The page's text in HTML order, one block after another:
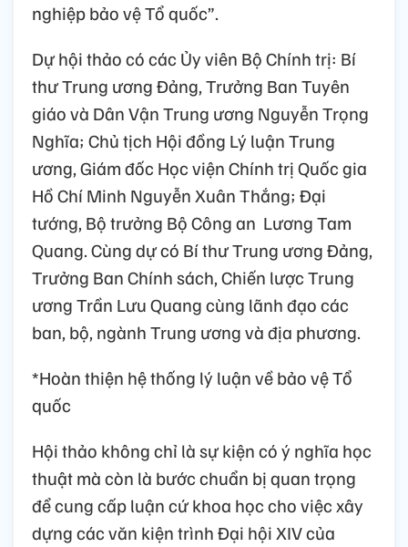
nghiệp bảo vệ Tổ quốc”.
Dự hội thảo có các Ủy viên Bộ Chính trị: Bí
thư Trung ương Đảng, Trưởng Ban Tuyên
giáo và Dân Vận Trung ương Nguyễn Trọng
Nghĩa; Chủ tịch Hội đồng Lý luận Trung
ương, Giám đốc Học viện Chính trị Quốc gia
Hồ Chí Minh Nguyễn Xuân Thắng; Đại
tướng, Bộ trưởng Bộ Công an Lương Tam
Quang. Cùng dự có Bí thư Trung ương Đảng,
Trưởng Ban Chính sách, Chiến lược Trung
ương Trần Lưu Quang cùng lãnh đạo các
ban, bộ, ngành Trung ương và địa phương.
*Hoàn thiện hệ thống lý luận về bảo vệ Tổ
quốc
Hội thảo không chỉ là sự kiện có ý nghĩa học
thuật mà còn là bước chuẩn bị quan trọng
để cung cấp luận cứ khoa học cho việc xây
dựng các văn kiện trình Đại hội XIV của